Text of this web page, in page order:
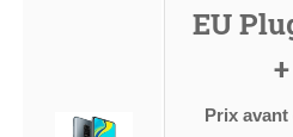
EU
Prix